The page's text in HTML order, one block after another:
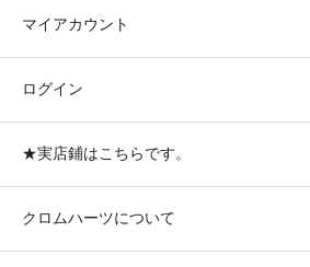
マイアカウント
ログイン
★実店鋪はこちらです。
クロムハーツについて